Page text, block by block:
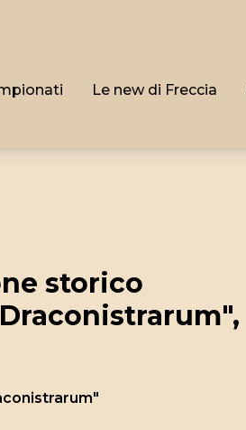
Le new di Freccia
storico